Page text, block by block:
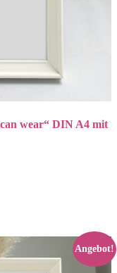
wear“ DIN A4 mit
Angebot!